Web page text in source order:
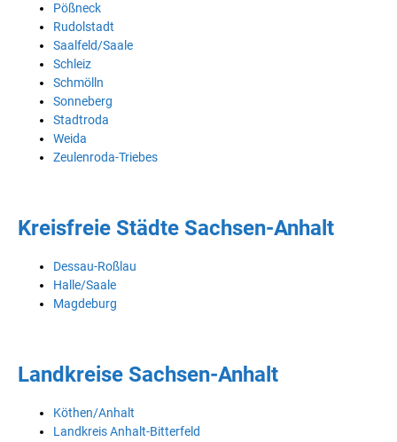
Pößneck
Rudolstadt
Saalfeld/Saale
Schleiz
Schmölln
Sonneberg
Stadtroda
Weida
Zeulenroda-Triebes
Kreisfreie Städte Sachsen-Anhalt
Dessau-Roßlau
Halle/Saale
Magdeburg
Landkreise Sachsen-Anhalt
Köthen/Anhalt
Landkreis Anhalt-Bitterfeld